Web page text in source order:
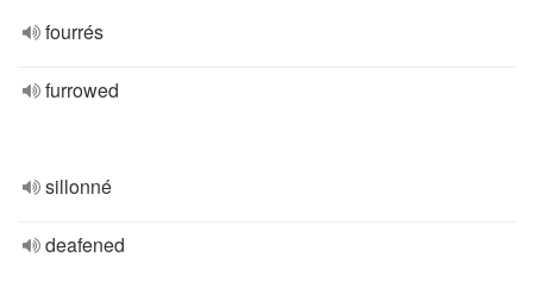
fourrés
furrowed
sillonné
deafened